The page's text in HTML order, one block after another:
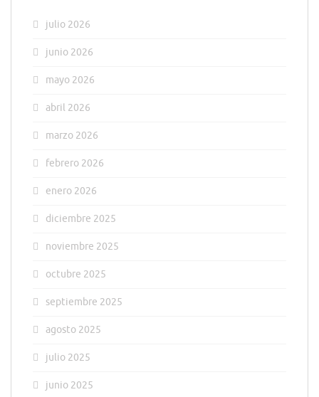
julio 2026
junio 2026
mayo 2026
abril 2026
marzo 2026
febrero 2026
enero 2026
diciembre 2025
noviembre 2025
octubre 2025
septiembre 2025
agosto 2025
julio 2025
junio 2025